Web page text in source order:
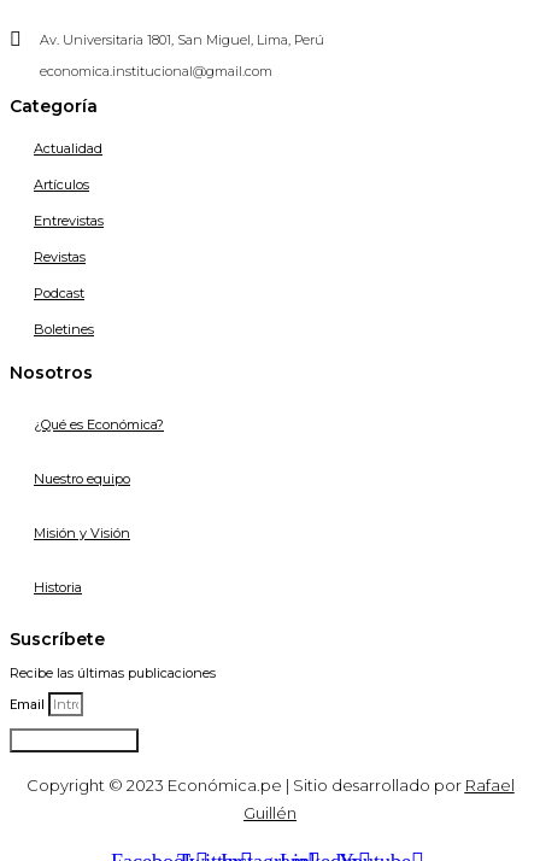
Av. Universitaria 1801, San Miguel, Lima, Perú
economica.institucional@gmail.com
Categoría
Actualidad
Artículos
Entrevistas
Revistas
Podcast
Boletines
Nosotros
¿Qué es Económica?
Nuestro equipo
Misión y Visión
Historia
Suscríbete
Recibe las últimas publicaciones
Email
Copyright © 2023 Económica.pe | Sitio desarrollado por Rafael
Guillén